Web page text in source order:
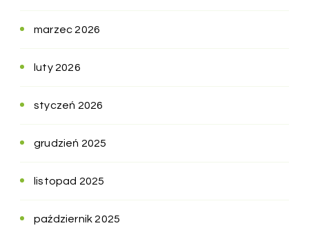
marzec 2026
luty 2026
styczeń 2026
grudzień 2025
listopad 2025
październik 2025